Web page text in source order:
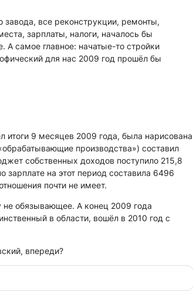
завода, все реконструкции, ремонты,
зарплаты, налоги, началось бы
А самое главное: начатые-то стройки
для нас 2009 год прошёл бы
итоги 9 месяцев 2009 года, была нарисована
производства») составил
собственных доходов поступило 215,8
на этот период составила 6496
почти не имеет.
не обязывающее. А конец 2009 года
в области, вошёл в 2010 год с
впереди?